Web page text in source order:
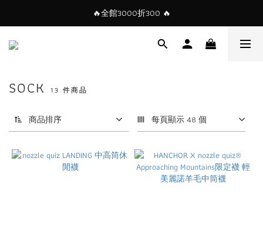
🔥全館3000折300 🔥
SOCK 13 件商品
商品排序 每頁顯示 48 個